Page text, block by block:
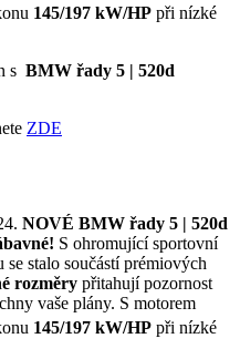
145/197 kW/HP při nízké
s BMW řady 5 | 520d
ZDE
NOVÉ BMW řady 5 | 520d
S ohromující sportovní
stalo součástí prémiových
rozměry přitahují pozornost
vaše plány. S motorem
145/197 kW/HP při nízké